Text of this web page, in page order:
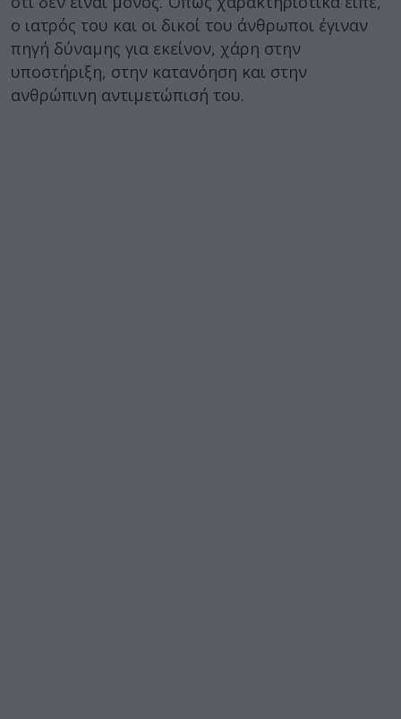
ο ιατρός του και οι δικοί του άνθρωποι έγιναν
πηγή δύναμης για εκείνον, χάρη στην
υποστήριξη, στην κατανόηση και στην
ανθρώπινη αντιμετώπισή του.